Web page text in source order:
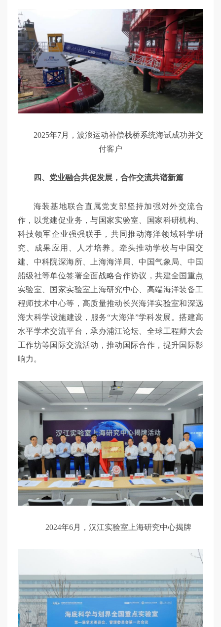
2025年7月，波浪运动补偿栈桥系统海试成功并交
付客户
四、党业融合共促发展，合作交流共谱新篇
海装基地联合直属党支部坚持加强对外交流合
作，以党建促业务，与国家实验室、国家科研机构、
科技领军企业强强联手，共同推动海洋领域科学研
究、成果应用、人才培养。牵头推动学校与中国交
建、中科院深海所、上海海洋局、中国气象局、中国
船级社等单位签署全面战略合作协议，共建全国重点
实验室、国家实验室上海研究中心、高端海洋装备工
程师技术中心等，高质量推动长兴海洋实验室和深远
海大科学设施建设，服务“大海洋”学科发展。搭建高
水平学术交流平台，承办浦江论坛、全球工程师大会
工作坊等国际交流活动，推动国际合作，提升国际影
响力。
2024年6月，汉江实验室上海研究中心揭牌